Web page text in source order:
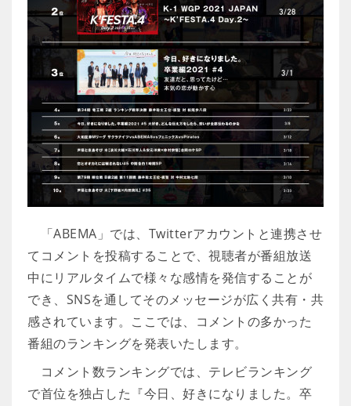
「ABEMA」では、Twitterアカウントと連携させ
てコメントを投稿することで、視聴者が番組放送
中にリアルタイムで様々な感情を発信することが
でき、SNSを通してそのメッセージが広く共有・共
感されています。ここでは、コメントの多かった
番組のランキングを発表いたします。
コメント数ランキングでは、テレビランキング
で首位を独占した『今日、好きになりました。卒